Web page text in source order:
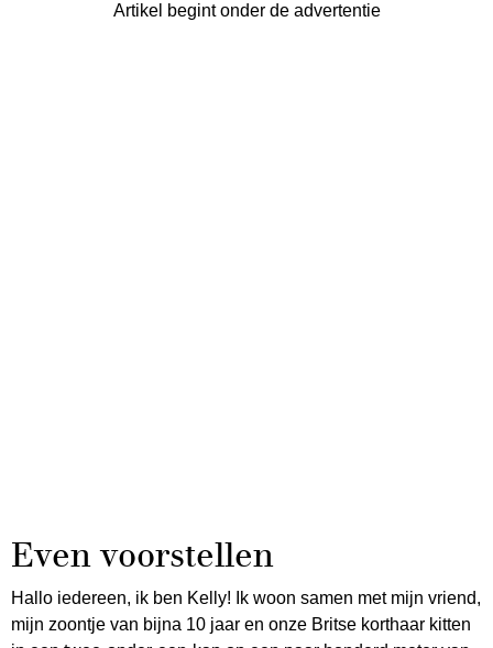
Artikel begint onder de advertentie
Even voorstellen
Hallo iedereen, ik ben Kelly! Ik woon samen met mijn vriend,
mijn zoontje van bijna 10 jaar en onze Britse korthaar kitten